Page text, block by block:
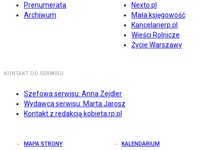
Prenumerata
Archiwum
Nexto.pl
Mała księgowość
Kancelarierp.pl
Wieści Rolnicze
Życie Warszawy
KONTAKT DO SERWISU
Szefowa serwisu: Anna Zejdler
Wydawca serwisu: Marta Jarosz
Kontakt z redakcją kobieta.rp.pl
MAPA STRONY KALENDARIUM